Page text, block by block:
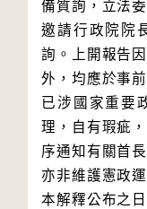
備質詢，立法
邀請行政院院
詢。上開報告
外，均應於事
已涉國家重要
理，自有瑕疵
序通知有關首
亦非維護憲政
本解釋公布之